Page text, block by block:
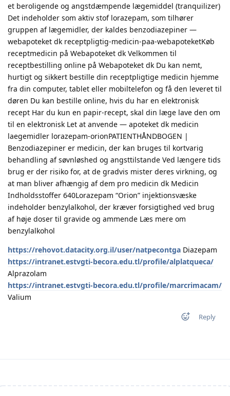
et beroligende og angstdæmpende lægemiddel (tranquilizer)
Det indeholder som aktiv stof lorazepam, som tilhører
gruppen af lægemidler, der kaldes benzodiazepiner —
webapoteket dk receptpligtig-medicin-paa-webapoteketKøb
receptmedicin på Webapoteket dk Velkommen til
receptbestilling online på Webapoteket dk Du kan nemt,
hurtigt og sikkert bestille din receptpligtige medicin hjemme
fra din computer, tablet eller mobiltelefon og få den leveret til
døren Du kan bestille online, hvis du har en elektronisk
recept Har du kun en papir-recept, skal din læge lave den om
til en elektronisk Let at anvende — apoteket dk medicin
laegemidler lorazepam-orionPATIENTHÅNDBOGEN |
Benzodiazepiner er medicin, der kan bruges til kortvarig
behandling af søvnløshed og angsttilstande Ved længere tids
brug er der risiko for, at de gradvis mister deres virkning, og
at man bliver afhængig af dem pro medicin dk Medicin
Indholdsstoffer 640Lorazepam “Orion” injektionsvæske
indeholder benzylalkohol, der kræver forsigtighed ved brug
af høje doser til gravide og ammende Læs mere om
benzylalkohol
https://rehovot.datacity.org.il/user/natpecontga Diazepam
https://intranet.estvgti-becora.edu.tl/profile/alplatqueca/
Alprazolam
https://intranet.estvgti-becora.edu.tl/profile/marcrimacam/
Valium
Reply